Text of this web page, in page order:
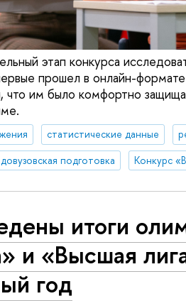
этап конкурса
прошел в онлайн-
что им было комфортно
статистические данные
довузовская подготовка Конкурс
итоги
и «Высшая
год